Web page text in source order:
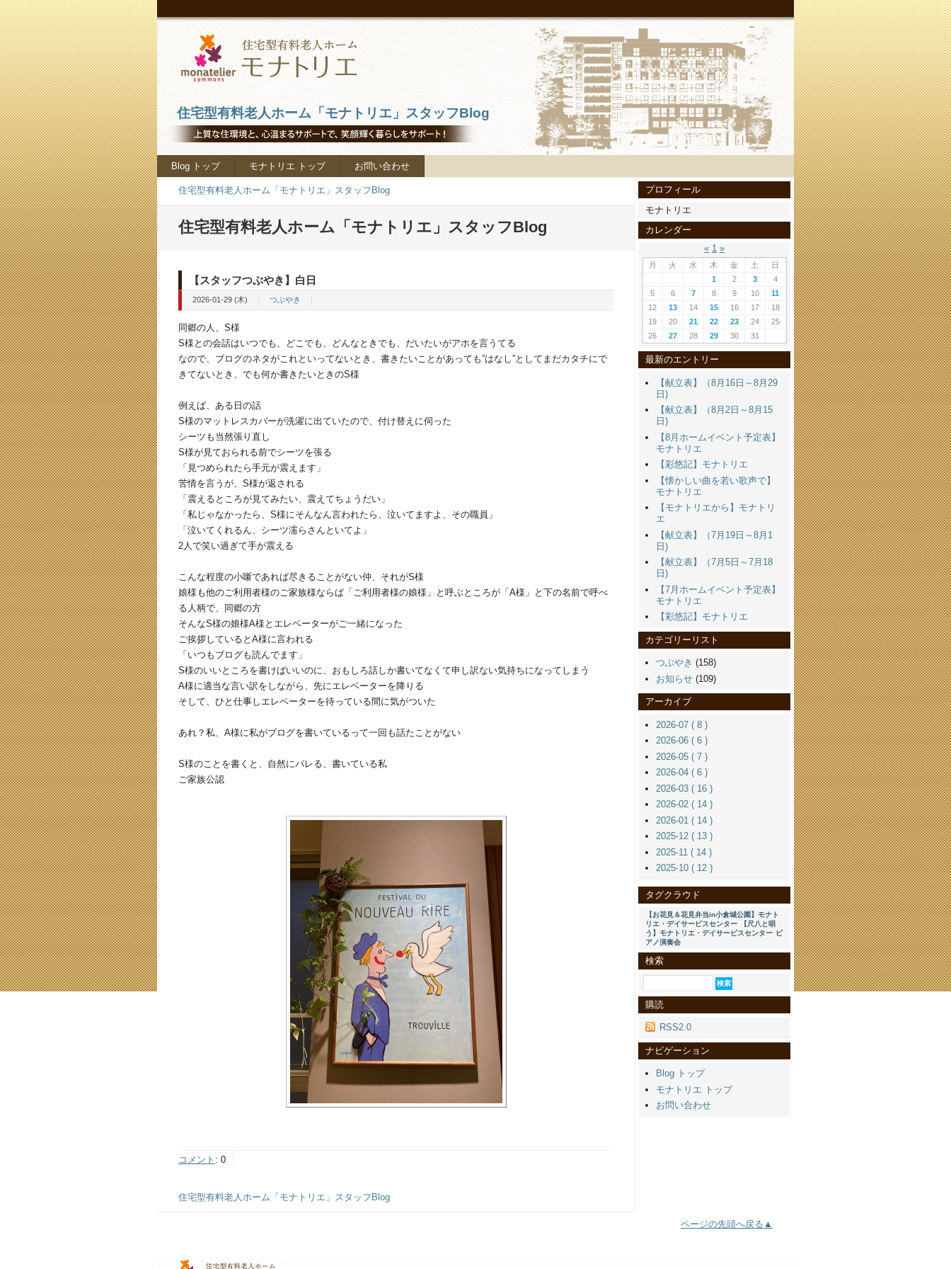
住宅型有料老人ホーム「モナトリエ」スタッフBlog
Blog トップ モナトリエ トップ お問い合わせ
住宅型有料老人ホーム「モナトリエ」スタッフBlog
住宅型有料老人ホーム「モナトリエ」スタッフBlog
【スタッフつぶやき】白日
2026-01-29 (木) つぶやき
同郷の人、S様
S様との会話はいつでも、どこでも、どんなときでも、だいたいがアホを言うてる
なので、ブログのネタがこれといってないとき、書きたいことがあっても”はなし”としてまだカタチにで
きてないとき、でも何か書きたいときのS様
例えば、ある日の話
S様のマットレスカバーが洗濯に出ていたので、付け替えに伺った
シーツも当然張り直し
S様が見ておられる前でシーツを張る
「見つめられたら手元が震えます」
苦情を言うが、S様が返される
「震えるところが見てみたい、震えてちょうだい」
「私じゃなかったら、S様にそんなん言われたら、泣いてますよ、その職員」
「泣いてくれるん、シーツ濡らさんといてよ」
2人で笑い過ぎて手が震える
こんな程度の小噺であれば尽きることがない仲、それがS様
娘様も他のご利用者様のご家族様ならば「ご利用者様の娘様」と呼ぶところが「A様」と下の名前で呼べ
る人柄で、同郷の方
そんなS様の娘様A様とエレベーターがご一緒になった
ご挨拶しているとA様に言われる
「いつもブログも読んでます」
S様のいいところを書けばいいのに、おもしろ話しか書いてなくて申し訳ない気持ちになってしまう
A様に適当な言い訳をしながら、先にエレベーターを降りる
そして、ひと仕事しエレベーターを待っている間に気がついた
あれ？私、A様に私がブログを書いているって一回も話たことがない
S様のことを書くと、自然にバレる、書いている私
ご家族公認
コメント : 0
住宅型有料老人ホーム「モナトリエ」スタッフBlog
プロフィール
モナトリエ
カレンダー
« 1 »
月 火 水 木 金 土
日
1
2 3
4
5
6 7 8 9 10
11
12
13 14 15 16 17
18
19
20 21 22 23 24
25
26
27 28 29 30 31
最新のエントリー
【献立表】（8月16日～8月29
日)
【献立表】（8月2日～8月15
日)
【8月ホームイベント予定表】
モナトリエ
【彩悠記】モナトリエ
【懐かしい曲を若い歌声で】
モナトリエ
【モナトリエから】モナトリ
エ
【献立表】（7月19日～8月1
日)
【献立表】（7月5日～7月18
日)
【7月ホームイベント予定表】
モナトリエ
【彩悠記】モナトリエ
カテゴリーリスト
つぶやき (158)
お知らせ (109)
アーカイブ
2026-07 ( 8 )
2026-06 ( 6 )
2026-05 ( 7 )
2026-04 ( 6 )
2026-03 ( 16 )
2026-02 ( 14 )
2026-01 ( 14 )
2025-12 ( 13 )
2025-11 ( 14 )
2025-10 ( 12 )
タグクラウド
【お花見＆花見弁当in小倉城公園】モナト
リエ・デイサービスセンター
【尺八と唄
う】モナトリエ・デイサービスセンター ピ
アノ演奏会
検索
購読
RSS2.0
ナビゲーション
Blog トップ
モナトリエ トップ
お問い合わせ
ページの先頭へ戻る▲